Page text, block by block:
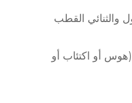
والثنائي القطب
أو اكتئاب أو